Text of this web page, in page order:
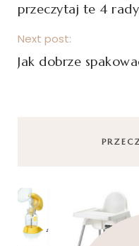
przeczytaj te 4
Next post:
Jak dobrze